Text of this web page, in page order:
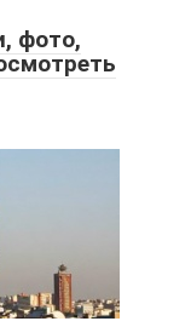
фото,